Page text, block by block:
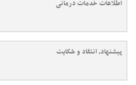
اطلاعات خدمات درمانی
پیشنهاد، انتقاد و شکایت